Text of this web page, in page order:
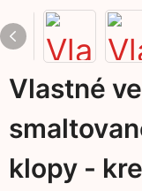
Vlastné
klopy -